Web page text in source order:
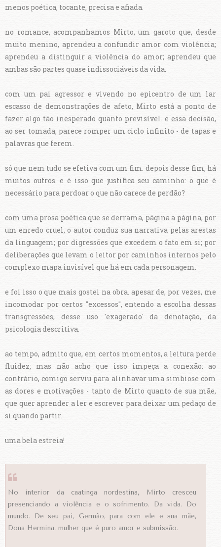
menos poética, tocante, precisa e afiada.
no romance, acompanhamos Mirto, um garoto que, desde
muito menino, aprendeu a confundir amor com violência;
aprendeu a distinguir a violência do amor; aprendeu que
ambas são partes quase indissociáveis da vida.
com um pai agressor e vivendo no epicentro de um lar
escasso de demonstrações de afeto, Mirto está a ponto de
fazer algo tão inesperado quanto previsível. e essa decisão,
ao ser tomada, parece romper um ciclo infinito - de tapas e
palavras que ferem.
só que nem tudo se efetiva com um fim. depois desse fim, há
muitos outros. e é isso que justifica seu caminho: o que é
necessário para perdoar o que não carece de perdão?
com uma prosa poética que se derrama, página a página, por
um enredo cruel, o autor conduz sua narrativa pelas arestas
da linguagem; por digressões que excedem o fato em si; por
deliberações que levam o leitor por caminhos internos pelo
complexo mapa invisível que há em cada personagem.
e foi isso o que mais gostei na obra. apesar de, por vezes, me
incomodar por certos "excessos", entendo a escolha dessas
transgressões, desse uso 'exagerado' da denotação, da
psicologia descritiva.
ao tempo, admito que, em certos momentos, a leitura perde
fluidez; mas não acho que isso impeça a conexão: ao
contrário, comigo serviu para alinhavar uma simbiose com
as dores e motivações - tanto de Mirto quanto de sua mãe,
que quer aprender a ler e escrever para deixar um pedaço de
si quando partir.
uma bela estreia!
No interior da caatinga nordestina, Mirto cresceu
presenciando a violência e o sofrimento. Da vida. Do
mundo. De seu pai, Germão, para com ele e sua mãe,
Dona Hermina, mulher que é puro amor e submissão.